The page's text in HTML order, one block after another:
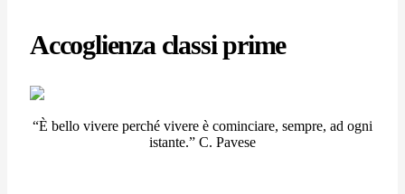
Accoglienza classi prime
“È bello vivere perché vivere è cominciare, sempre, ad ogni
istante.” C. Pavese